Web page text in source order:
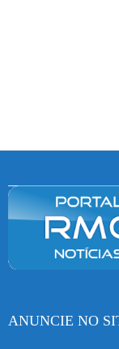
ANUNCIE NO